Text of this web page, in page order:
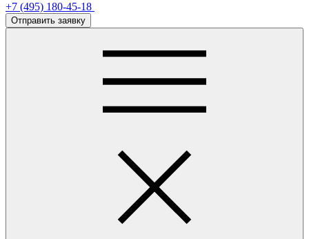
+7 (495) 180-45-18
Отправить заявку